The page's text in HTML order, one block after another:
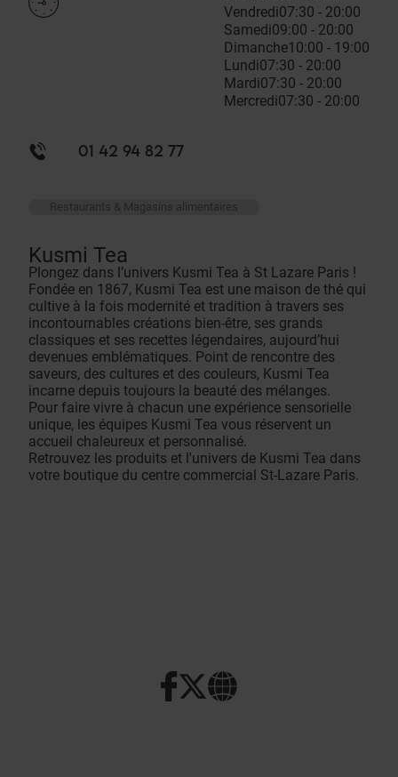
Vendredi07:30 - 20:00
Samedi09:00 - 20:00
Dimanche10:00 - 19:00
Lundi07:30 - 20:00
Mardi07:30 - 20:00
Mercredi07:30 - 20:00
01 42 94 82 77
Restaurants & Magasins alimentaires
Kusmi Tea
Plongez dans l’univers Kusmi Tea à St Lazare Paris !
Fondée en 1867, Kusmi Tea est une maison de thé qui
cultive à la fois modernité et tradition à travers ses
incontournables créations bien-être, ses grands
classiques et ses recettes légendaires, aujourd’hui
devenues emblématiques. Point de rencontre des
saveurs, des cultures et des couleurs, Kusmi Tea
incarne depuis toujours la beauté des mélanges.
Pour faire vivre à chacun une expérience sensorielle
unique, les équipes Kusmi Tea vous réservent un
accueil chaleureux et personnalisé.
Retrouvez les produits et l'univers de Kusmi Tea dans
votre boutique du centre commercial St-Lazare Paris.